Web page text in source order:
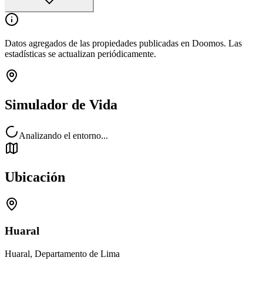
Datos agregados de las propiedades publicadas en Doomos. Las
estadísticas se actualizan periódicamente.
Simulador de Vida
Analizando el entorno...
Ubicación
Huaral
Huaral, Departamento de Lima